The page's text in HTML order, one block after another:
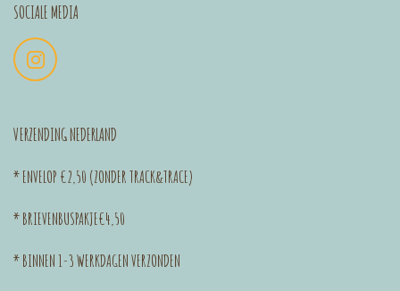
SOCIALE MEDIA
I
n
t
a
r
m
VERZENDING NEDERLAND
* ENVELOP €2,50 (ZONDER TRACK&TRACE)
* BRIEVENBUSPAKJE€4,50
* BINNEN 1-3 WERKDAGEN VERZONDEN